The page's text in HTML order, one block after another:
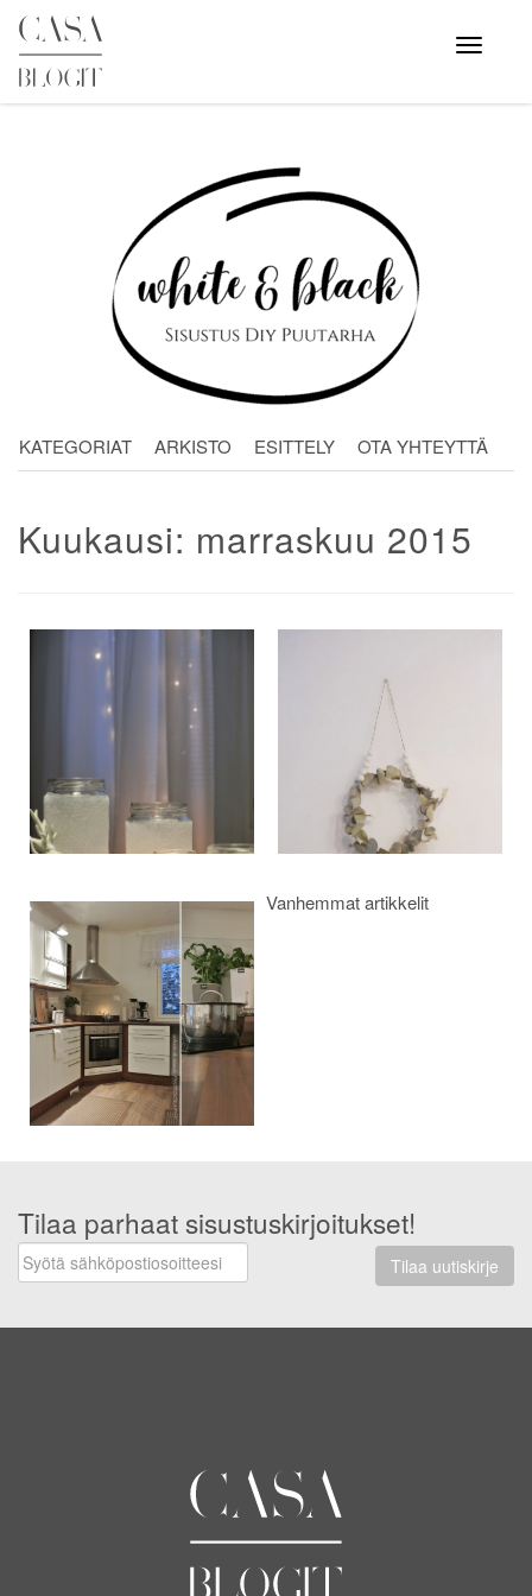
Skip
content
Avaa
valikko
KATEGORIAT ARKISTO ESITTELY OTA YHTEYTTÄ
Kuukausi: marraskuu 2015
Artikkelien
selaus
Vanhemmat artikkelit
Tilaa parhaat sisustuskirjoitukset!
Tilaa uutiskirje